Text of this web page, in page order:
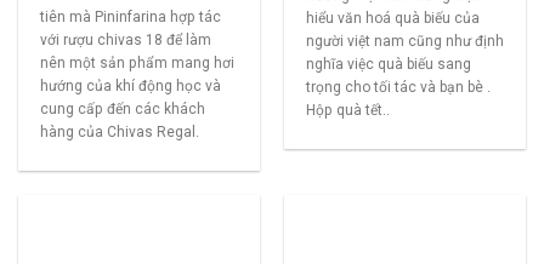
tiên mà Pininfarina hợp tác
với rượu chivas 18 để làm
nên một sản phẩm mang hơi
hướng của khí động học và
cung cấp đến các khách
hàng của Chivas Regal.
hiểu văn hoá quà biếu của
người việt nam cũng như định
nghĩa việc quà biếu sang
trọng cho tối tác và bạn bè .
Hộp quà tết..